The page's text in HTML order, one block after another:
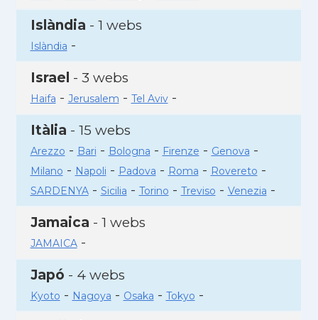
Islàndia - 1 webs
Islàndia -
Israel - 3 webs
Haifa - Jerusalem - Tel Aviv-
Itàlia - 15 webs
Arezzo - Bari - Bologna - Firenze - Genova -
Milano - Napoli - Padova - Roma - Rovereto -
SARDENYA- Sicilia - Torino - Treviso - Venezia -
Jamaica - 1 webs
JAMAICA-
Japó - 4 webs
Kyoto - Nagoya - Osaka - Tokyo -